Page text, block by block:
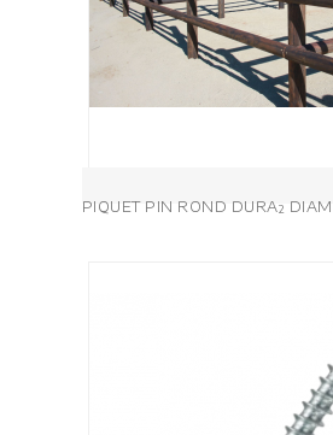
PIQUET PIN ROND DURA²